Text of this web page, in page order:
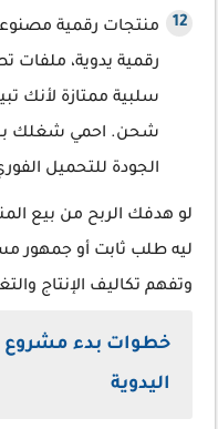
منتجات رقمية
رقمية يدوية، ملفات
سلبية ممتازة لأنك
شحن. احمي شغلك
الجودة للتحميل
لو هدفك الربح من بيع
ليه طلب ثابت أو جمهور
وتفهم تكاليف الإنتاج
خطوات بدء مشروع
اليدوية